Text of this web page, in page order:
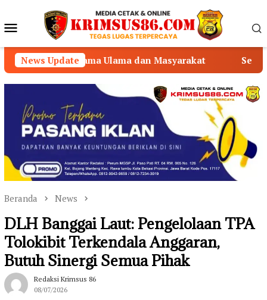
konten Menu
Mobile
News Update
Ulama dan Masyarakat Semarak HUT RI ke-
Beranda News
DLH Banggai Laut: Pengelolaan TPA
Tolokibit Terkendala Anggaran,
Butuh Sinergi Semua Pihak
Redaksi Krimsus 86
08/07/2026